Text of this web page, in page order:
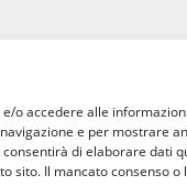
o accedere alle
e per mostrare
di elaborare dati
sito. Il mancato consenso o
Contatti